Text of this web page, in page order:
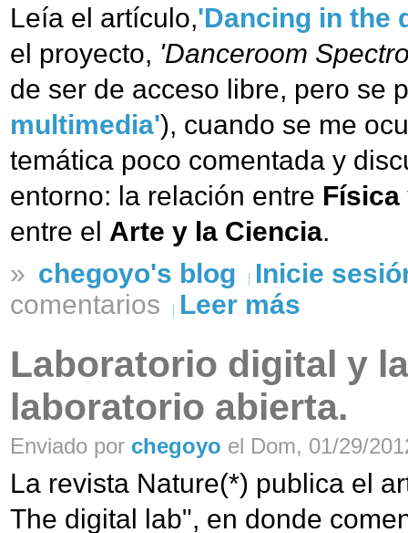
Leía el artículo,'Dancing in the
el proyecto, 'Danceroom
de ser de acceso libre, pero se
multimedia'), cuando se me
temática poco comentada y
entorno: la relación entre Física
entre el Arte y la Ciencia.
» chegoyo's blog
Inicie
comentarios
Leer más
Laboratorio digital y
laboratorio abierta.
Enviado por chegoyo el Dom, 01/29/
La revista Nature(*) publica el
The digital lab", en donde